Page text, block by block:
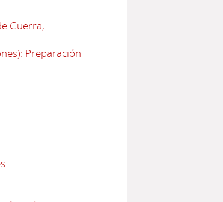
Guerra,
Preparación